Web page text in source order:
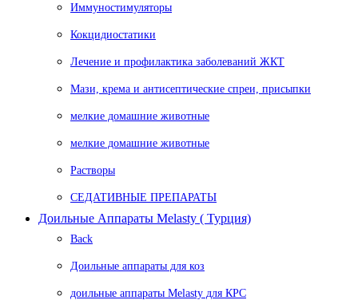
Иммуностимуляторы
Кокцидиостатики
Лечение и профилактика заболеваний ЖКТ
Мази, крема и антисептические спреи, присыпки
мелкие домашние животные
мелкие домашние животные
Растворы
СЕДАТИВНЫЕ ПРЕПАРАТЫ
Доильные Аппараты Melasty ( Турция)
Back
Доильные аппараты для коз
доильные аппараты Melasty для КРС